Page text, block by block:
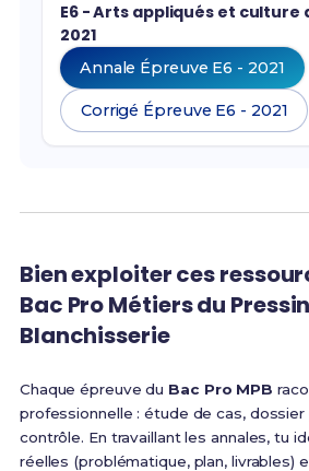
E6 - Arts appliqués et
2021
Annale Épreuve E6 - 2021
Corrigé Épreuve E6 - 2021
Bien exploiter ces
Bac Pro Métiers du
Blanchisserie
Chaque épreuve du Bac Pro MPB
professionnelle : étude de cas,
contrôle. En travaillant les annales, tu
réelles (problématique, plan, livrables)